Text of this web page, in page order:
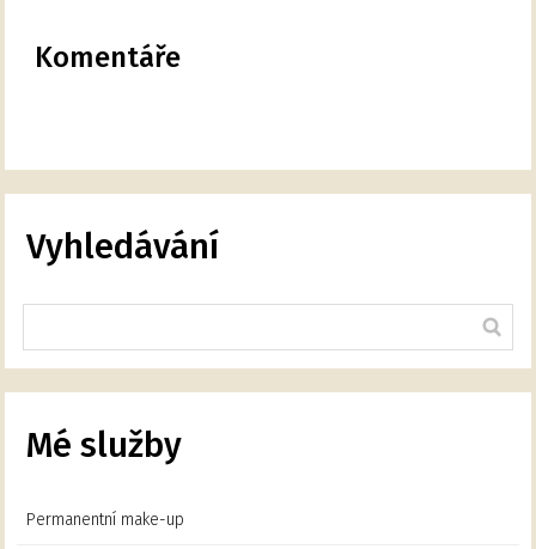
Komentáře
Vyhledávání
Mé služby
Permanentní make-up